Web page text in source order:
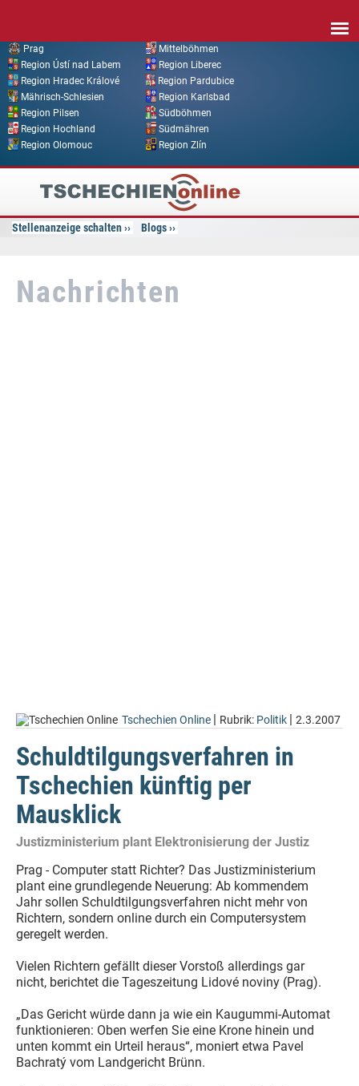
Prag
Mittelböhmen
Region Ústí nad Labem
Region Liberec
Region Hradec Králové
Region Pardubice
Mährisch-Schlesien
Region Karlsbad
Region Pilsen
Südböhmen
Region Hochland
Südmähren
Region Olomouc
Region Zlín
Tschechien
Online
Stellenanzeige schalten Blogs
Nachrichten
Tschechien Online | Rubrik: Politik | 2.3.2007
Schuldtilgungsverfahren in
Tschechien künftig per
Mausklick
Justizministerium plant Elektronisierung der Justiz
Prag - Computer statt Richter? Das Justizministerium
plant eine grundlegende Neuerung: Ab kommendem
Jahr sollen Schuldtilgungsverfahren nicht mehr von
Richtern, sondern online durch ein Computersystem
geregelt werden.
Vielen Richtern gefällt dieser Vorstoß allerdings gar
nicht, berichtet die Tageszeitung Lidové noviny (Prag).
„Das Gericht würde dann ja wie ein Kaugummi-Automat
funktionieren: Oben werfen Sie eine Krone hinein und
unten kommt ein Urteil heraus“, moniert etwa Pavel
Bachratý vom Landgericht Brünn.